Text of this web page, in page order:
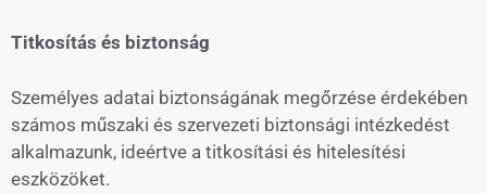
Titkosítás és biztonság
Személyes adatai biztonságának megőrzése érdekében
számos műszaki és szervezeti biztonsági intézkedést
alkalmazunk, ideértve a titkosítási és hitelesítési
eszközöket.